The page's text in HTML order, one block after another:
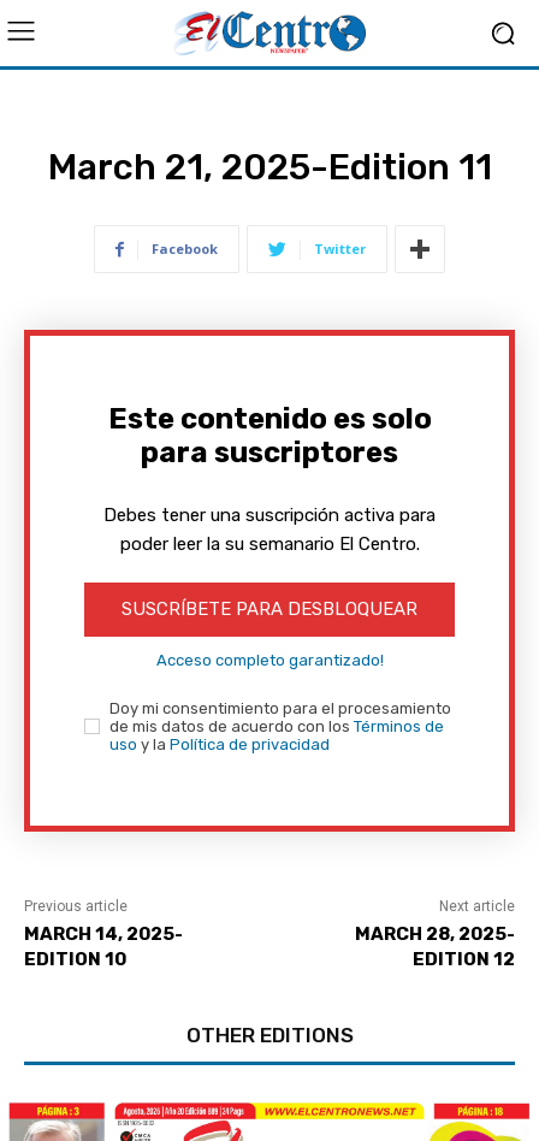
March 21, 2025-Edition 11
Facebook Twitter
Este contenido es solo
para suscriptores
Debes tener una suscripción activa para
poder leer la su semanario El Centro.
SUSCRÍBETE PARA DESBLOQUEAR
Acceso completo garantizado!
Doy mi consentimiento para el procesamiento
de mis datos de acuerdo con los Términos de
uso y la Política de privacidad
Previous article
MARCH 14, 2025-
EDITION 10
Next article
MARCH 28, 2025-
EDITION 12
OTHER EDITIONS